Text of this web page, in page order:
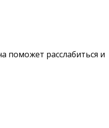
расслабиться и